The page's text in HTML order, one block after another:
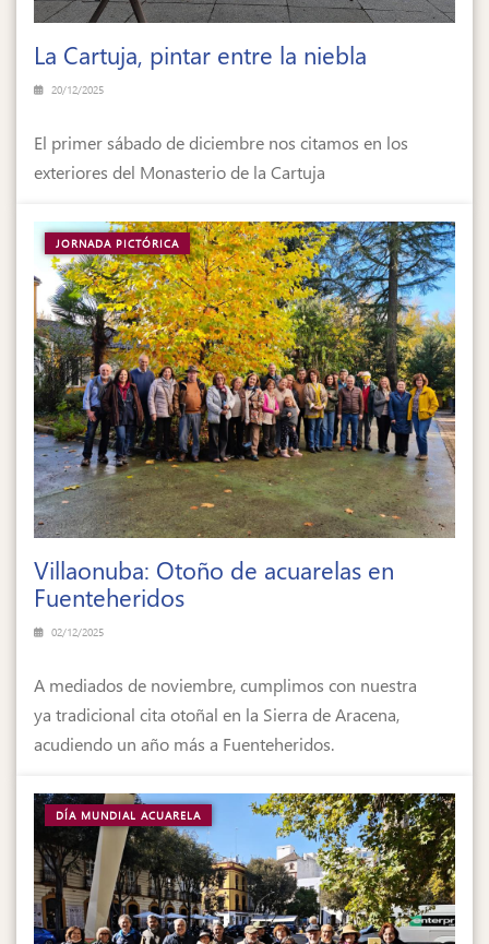
La Cartuja, pintar entre la niebla
20/12/2025
El primer sábado de diciembre nos citamos en los
exteriores del Monasterio de la Cartuja
JORNADA PICTÓRICA
Villaonuba: Otoño de acuarelas en
Fuenteheridos
02/12/2025
A mediados de noviembre, cumplimos con nuestra
ya tradicional cita otoñal en la Sierra de Aracena,
acudiendo un año más a Fuenteheridos.
DÍA MUNDIAL ACUARELA